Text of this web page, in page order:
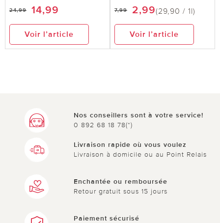
24,99 14,99
Voir l’article
7,99 2,99(29,90 / 1l)
Voir l’article
Nos conseillers sont à votre service!
0 892 68 18 78(*)
Livraison rapide où vous voulez
Livraison à domicile ou au Point Relais
Enchantée ou remboursée
Retour gratuit sous 15 jours
Paiement sécurisé